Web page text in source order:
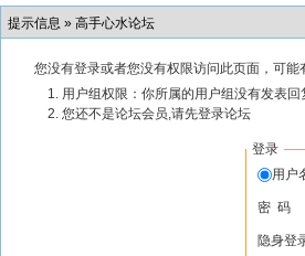
提示信息 » 高手心水论坛
您没有登录或者您没有权限访问此页面，可能
用户组权限：你所属的用户组没有发表回
您还不是论坛会员,请先登录论坛
登录
用户
密 码
隐身登